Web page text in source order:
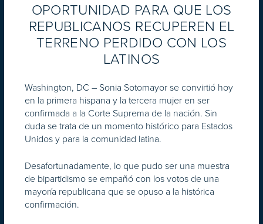
OPORTUNIDAD PARA QUE LOS
REPUBLICANOS RECUPEREN EL
TERRENO PERDIDO CON LOS
LATINOS
Washington, DC – Sonia Sotomayor se convirtió hoy
en la primera hispana y la tercera mujer en ser
confirmada a la Corte Suprema de la nación. Sin
duda se trata de un momento histórico para Estados
Unidos y para la comunidad latina.
Desafortunadamente, lo que pudo ser una muestra
de bipartidismo se empañó con los votos de una
mayoría republicana que se opuso a la histórica
confirmación.